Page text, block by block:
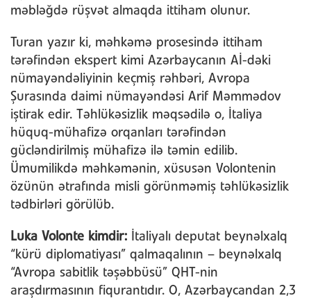
məbləğdə rüşvət almaqda ittiham olunur.
Turan yazır ki, məhkəmə prosesində ittiham
tərəfindən ekspert kimi Azərbaycanın Aİ-dəki
nümayəndəliyinin keçmiş rəhbəri, Avropa
Şurasında daimi nümayəndəsi Arif Məmmədov
iştirak edir. Təhlükəsizlik məqsədilə o, İtaliya
hüquq-mühafizə orqanları tərəfindən
gücləndirilmiş mühafizə ilə təmin edilib.
Ümumilikdə məhkəmənin, xüsusən Volontenin
özünün ətrafında misli görünməmiş təhlükəsizlik
tədbirləri görülüb.
Luka Volonte kimdir: İtaliyalı deputat beynəlxalq
“kürü diplomatiyası” qalmaqalının – beynəlxalq
“Avropa sabitlik təşəbbüsü” QHT-nin
araşdırmasının fiqurantıdır. O, Azərbaycandan 2,3